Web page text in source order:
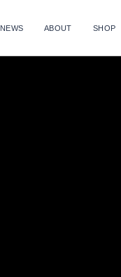
NEWS ABOUT SHOP